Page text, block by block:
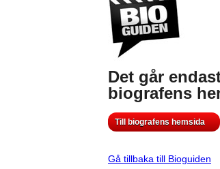
Det går
biografens
Till biografens hemsida
Gå tillbaka till Bioguiden